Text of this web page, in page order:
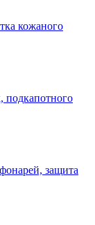
кожаного
подкапотного
защита